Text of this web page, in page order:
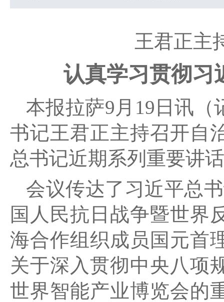
王君正主
认真学习贯彻习
本报拉萨9月19日讯（
书记王君正主持召开自
总书记近期系列重要讲
会议传达了习近平总
国人民抗日战争暨世界
海合作组织成员国元首
关于深入贯彻中央八项
世界智能产业博览会的